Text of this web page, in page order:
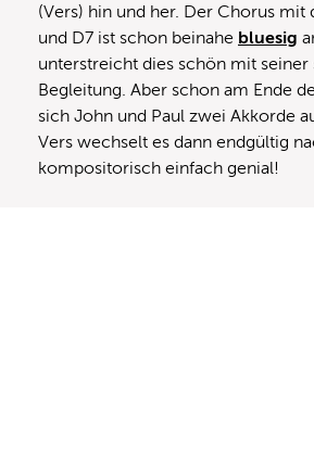
(Vers) hin und her. Der Chorus mit
und D7 ist schon beinahe bluesig
unterstreicht dies schön mit seiner
Begleitung. Aber schon am Ende
sich John und Paul zwei Akkorde
Vers wechselt es dann endgültig
kompositorisch einfach genial!